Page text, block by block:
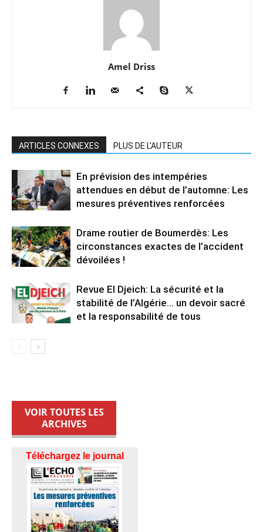
Amel Driss
ARTICLES CONNEXES PLUS DE L'AUTEUR
En prévision des intempéries
attendues en début de l’automne: Les
mesures préventives renforcées
Drame routier de Boumerdès: Les
circonstances exactes de l’accident
dévoilées !
Revue El Djeich: La sécurité et la
stabilité de l’Algérie… un devoir sacré
et la responsabilité de tous
VOIR TOUTES LES
ARCHIVES